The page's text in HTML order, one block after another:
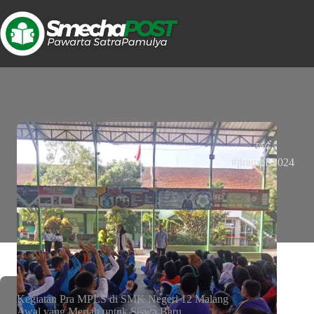
TAG
#prampls2024
Kegiatan Pra MPLS di SMK Negeri 12 Malang
Awal yang Meriah untuk Siswa Baru